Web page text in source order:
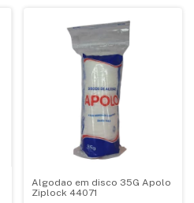
Algodao em disco 35G Apolo
Ziplock 44071